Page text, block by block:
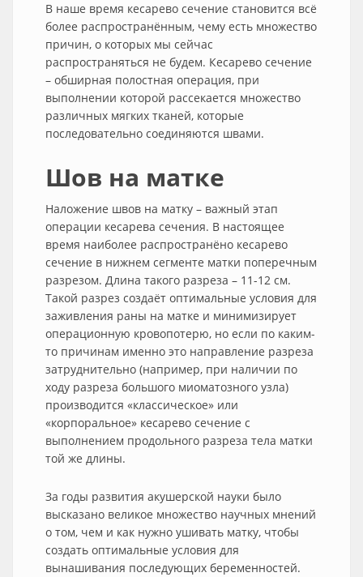
В наше время кесарево сечение становится всё
более распространённым, чему есть множество
причин, о которых мы сейчас
распространяться не будем. Кесарево сечение
– обширная полостная операция, при
выполнении которой рассекается множество
различных мягких тканей, которые
последовательно соединяются швами.
Шов на матке
Наложение швов на матку – важный этап
операции кесарева сечения. В настоящее
время наиболее распространёно кесарево
сечение в нижнем сегменте матки поперечным
разрезом. Длина такого разреза – 11-12 см.
Такой разрез создаёт оптимальные условия для
заживления раны на матке и минимизирует
операционную кровопотерю, но если по каким-
то причинам именно это направление разреза
затруднительно (например, при наличии по
ходу разреза большого миоматозного узла)
производится «классическое» или
«корпоральное» кесарево сечение с
выполнением продольного разреза тела матки
той же длины.
За годы развития акушерской науки было
высказано великое множество научных мнений
о том, чем и как нужно ушивать матку, чтобы
создать оптимальные условия для
вынашивания последующих беременностей.